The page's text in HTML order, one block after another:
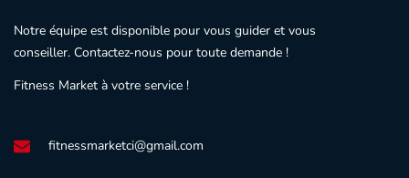
Notre équipe est disponible pour vous guider et vous
conseiller. Contactez-nous pour toute demande !
Fitness Market à votre service !
fitnessmarketci@gmail.com